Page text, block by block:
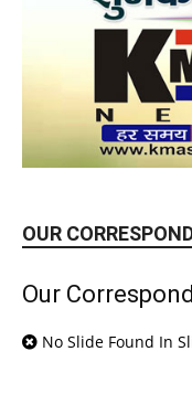
OUR
Our
No Slide Found In